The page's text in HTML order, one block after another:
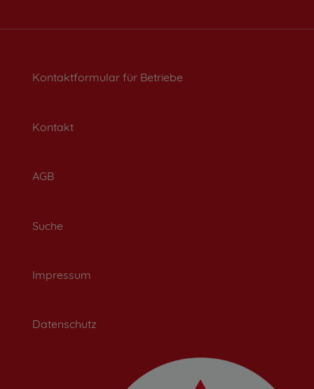
Kontaktformular für Betriebe
Kontakt
AGB
Suche
Impressum
Datenschutz